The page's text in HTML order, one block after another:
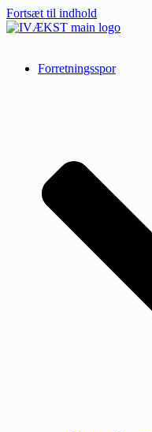
Fortsæt til indhold
Forretningsspor